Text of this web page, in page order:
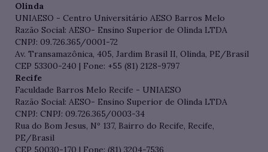
Olinda
UNIAESO - Centro Universitário AESO Barros Melo
Razão Social: AESO- Ensino Superior de Olinda LTDA
CNPJ: 09.726.365/0001-72
Av. Transamazônica, 405, Jardim Brasil II, Olinda, PE/Brasil
CEP 53300-240 | Fone: +55 (81) 2128-9797
Recife
Faculdade Barros Melo Recife - UNIAESO
Razão Social: AESO- Ensino Superior de Olinda LTDA
CNPJ: CNPJ: 09.726.365/0003-34
Rua do Bom Jesus, Nº 137, Bairro do Recife, Recife,
PE/Brasil
CEP 50030-170 | Fone: (81) 3204-7536